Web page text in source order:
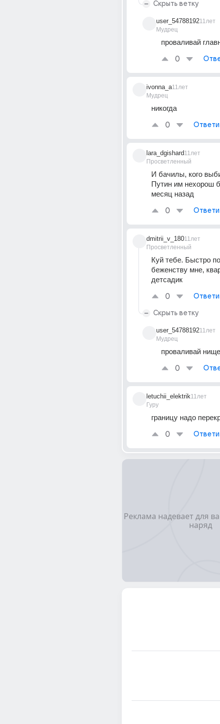
Скрыть ветку
user_54788192
Мудрец
11лет
проваливай
0
ivonna_a
Мудрец
11лет
никогда
0
lara_dgishard
Просветленный
11лет
И бачилы, кого
Путин им нехорош
месяц назад
0
dmitrii_v_180
Просветленный
11лет
Куй тебе. Быстро
беженству мне,
детсадик
0
Скрыть ветку
user_54788192
Мудрец
11лет
проваливай
0
letuchii_elektrik
Гуру
11лет
границу надо
0